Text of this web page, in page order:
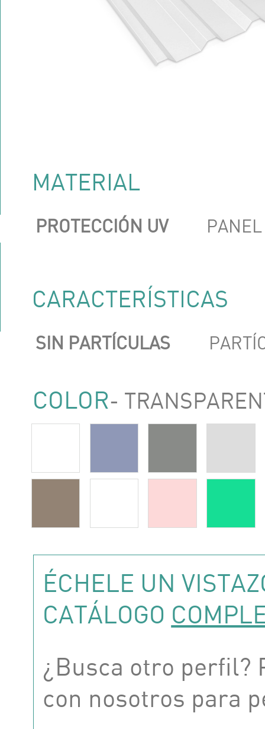
MATERIAL
PROTECCIÓN UV
CARACTERÍSTICAS
SIN PARTÍCULAS
COLOR-
ÉCHELE UN
CATÁLOGO
¿Busca otro perfil?
con nosotros para